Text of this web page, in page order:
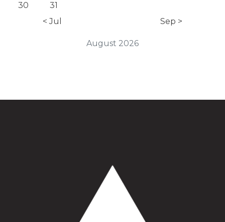
August 2026
30
31
< Jul
Sep >